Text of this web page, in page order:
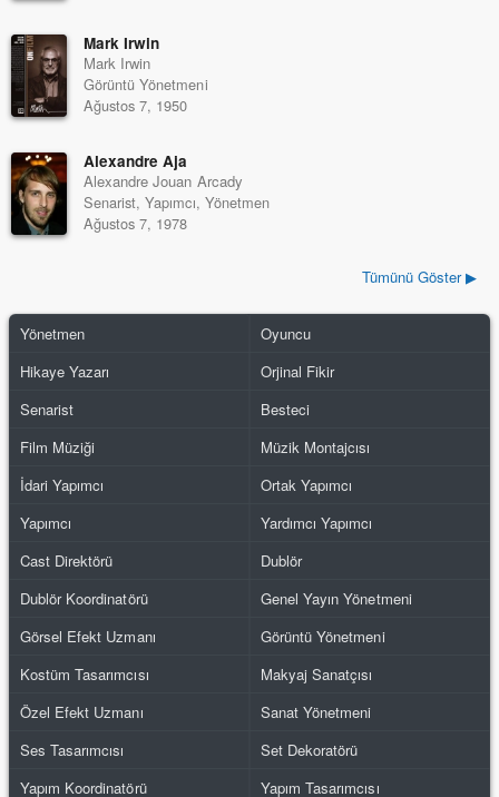
Mark Irwin
Mark Irwin
Görüntü Yönetmeni
Ağustos 7, 1950
Alexandre Aja
Alexandre Jouan Arcady
Senarist, Yapımcı, Yönetmen
Ağustos 7, 1978
Tümünü Göster ▶
Yönetmen
Oyuncu
Hikaye Yazarı
Orjinal Fikir
Senarist
Besteci
Film Müziği
Müzik Montajcısı
İdari Yapımcı
Ortak Yapımcı
Yapımcı
Yardımcı Yapımcı
Cast Direktörü
Dublör
Dublör Koordinatörü
Genel Yayın Yönetmeni
Görsel Efekt Uzmanı
Görüntü Yönetmeni
Kostüm Tasarımcısı
Makyaj Sanatçısı
Özel Efekt Uzmanı
Sanat Yönetmeni
Ses Tasarımcısı
Set Dekoratörü
Yapım Koordinatörü
Yapım Tasarımcısı